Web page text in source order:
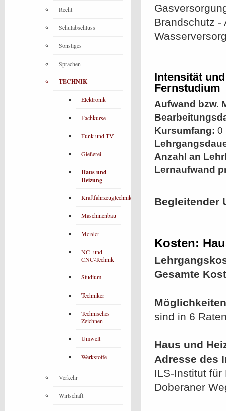
Brandschutz -
Intensität
Fernstudium
Aufwand bzw.
Kursumfang: 0
Anzahl an
Lernaufwand
Begleitender
Kosten:
Gesamte
sind in 6
Haus und
Adresse des
ILS-Institut
Doberaner
Recht
Schulabschluss
Sonstiges
Sprachen
TECHNIK
Elektronik
Fachkurse
Funk und TV
Gießerei
Haus und
Heizung
Kraftfahrzeugtechnik
Maschinenbau
Meister
NC- und
CNC-Technik
Studium
Techniker
Technisches
Zeichnen
Umwelt
Werkstoffe
Verkehr
Wirtschaft